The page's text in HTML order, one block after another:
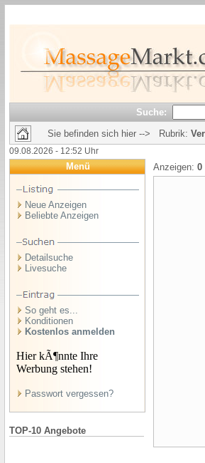
Suche:
Sie befinden sich hier --> Rubrik:
09.08.2026 - 12:52 Uhr
Menü
Neue Anzeigen
Beliebte Anzeigen
Detailsuche
Livesuche
So geht es...
Konditionen
Kostenlos anmelden
Hier kÃ¶nnte Ihre
Werbung stehen!
Passwort vergessen?
TOP-10 Angebote
Anzeigen: 0